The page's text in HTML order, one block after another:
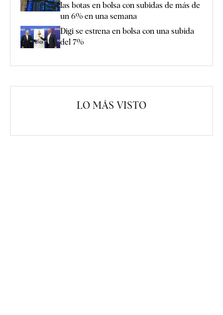
las botas en bolsa con subidas de más de
un 6% en una semana
Digi se estrena en bolsa con una subida
del 7%
LO MÁS VISTO